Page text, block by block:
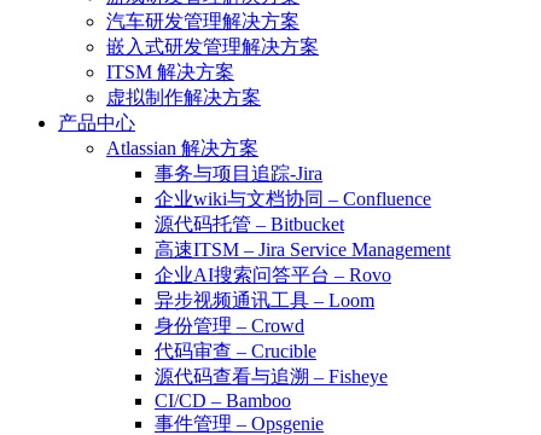
汽车研发管理解决方案
嵌入式研发管理解决方案
ITSM 解决方案
虚拟制作解决方案
产品中心
Atlassian 解决方案
事务与项目追踪-Jira
企业wiki与文档协同 – Confluence
源代码托管 – Bitbucket
高速ITSM – Jira Service Management
企业AI搜索问答平台 – Rovo
异步视频通讯工具 – Loom
身份管理 – Crowd
代码审查 – Crucible
源代码查看与追溯 – Fisheye
CI/CD – Bamboo
事件管理 – Opsgenie